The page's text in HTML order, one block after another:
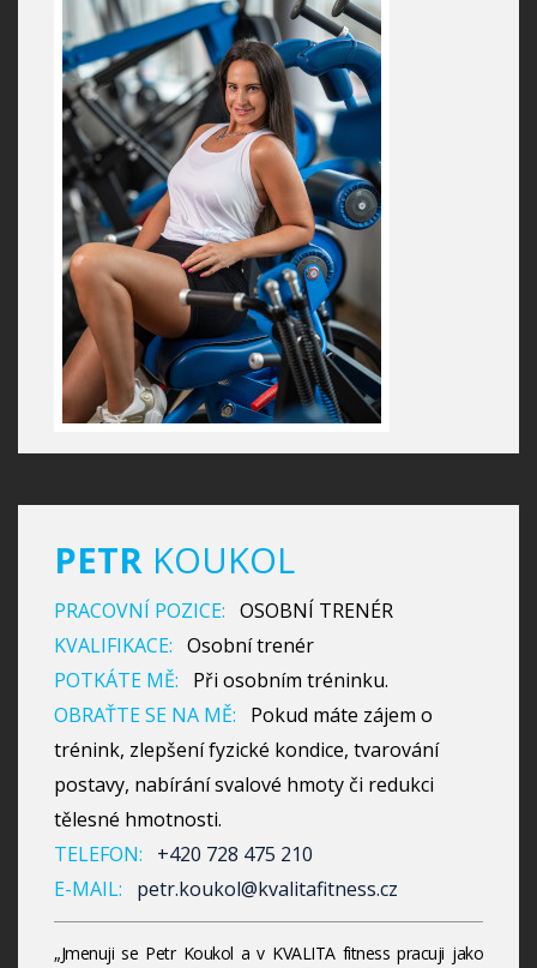
PETR KOUKOL
PRACOVNÍ POZICE: OSOBNÍ TRENÉR
KVALIFIKACE: Osobní trenér
POTKÁTE MĚ:
Při osobním tréninku.
OBRAŤTE SE NA MĚ:
Pokud máte zájem o
trénink, zlepšení fyzické kondice, tvarování
postavy, nabírání svalové hmoty či redukci
tělesné hmotnosti.
TELEFON:
+420 728 475 210
E-MAIL:
petr.koukol@kvalitafitness.cz
„Jmenuji se Petr Koukol a v KVALITA fitness pracuji jako